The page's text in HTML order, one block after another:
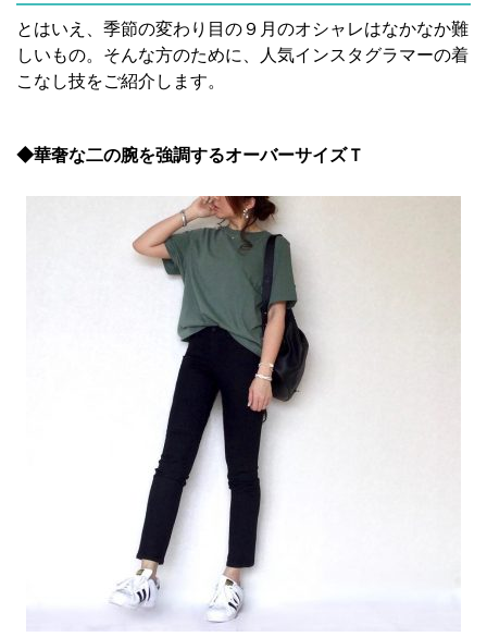
とはいえ、季節の変わり目の９月のオシャレはなかなか難
しいもの。そんな方のために、人気インスタグラマーの着
こなし技をご紹介します。
◆華奢な二の腕を強調するオーバーサイズＴ